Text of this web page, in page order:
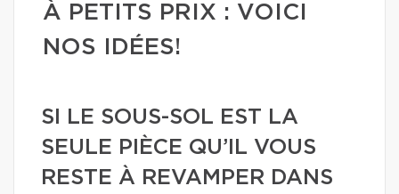
À PETITS PRIX : VOICI
NOS IDÉES!
SI LE SOUS-SOL EST LA
SEULE PIÈCE QU’IL VOUS
RESTE À REVAMPER DANS